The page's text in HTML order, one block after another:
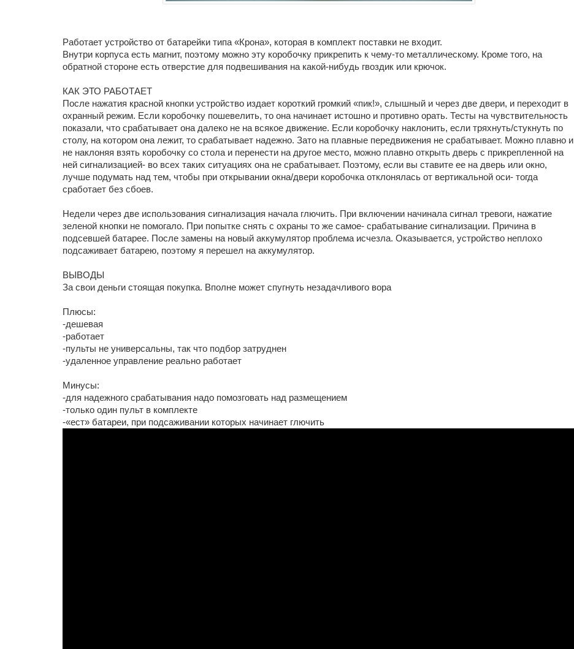
Работает устройство от батарейки типа «Крона», которая в комплект поставки не входит.
Внутри корпуса есть магнит, поэтому можно эту коробочку прикрепить к чему-то металлическому. Кроме того, на
обратной стороне есть отверстие для подвешивания на какой-нибудь гвоздик или крючок.
КАК ЭТО РАБОТАЕТ
После нажатия красной кнопки устройство издает короткий громкий «пик!», слышный и через две двери, и переходит в
охранный режим. Если коробочку пошевелить, то она начинает истошно и противно орать. Тесты на чувствительность
показали, что срабатывает она далеко не на всякое движение. Если коробочку наклонить, если тряхнуть/стукнуть по
столу, на котором она лежит, то срабатывает надежно. Зато на плавные передвижения не срабатывает. Можно плавно и
не наклоняя взять коробочку со стола и перенести на другое место, можно плавно открыть дверь с прикрепленной на
ней сигнализацией- во всех таких ситуациях она не срабатывает. Поэтому, если вы ставите ее на дверь или окно,
лучше подумать над тем, чтобы при открывании окна/двери коробочка отклонялась от вертикальной оси- тогда
сработает без сбоев.
Недели через две использования сигнализация начала глючить. При включении начинала сигнал тревоги, нажатие
зеленой кнопки не помогало. При попытке снять с охраны то же самое- срабатывание сигнализации. Причина в
подсевшей батарее. После замены на новый аккумулятор проблема исчезла. Оказывается, устройство неплохо
подсаживает батарею, поэтому я перешел на аккумулятор.
ВЫВОДЫ
За свои деньги стоящая покупка. Вполне может спугнуть незадачливого вора
Плюсы:
-дешевая
-работает
-пульты не универсальны, так что подбор затруднен
-удаленное управление реально работает
Минусы:
-для надежного срабатывания надо помозговать над размещением
-только один пульт в комплекте
-«ест» батареи, при подсаживании которых начинает глючить